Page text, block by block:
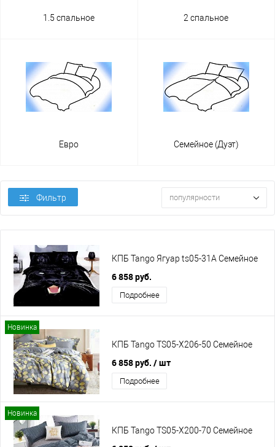
1.5 спальное 2 спальное
Евро Семейное (Дуэт)
Фильтр популярности
КПБ Tango Ягуар ts05-31A Семейное
6 858 руб.
Подробнее
Новинка
КПБ Tango TS05-X206-50 Семейное
6 858 руб. / шт
Подробнее
Новинка
КПБ Tango TS05-X200-70 Семейное